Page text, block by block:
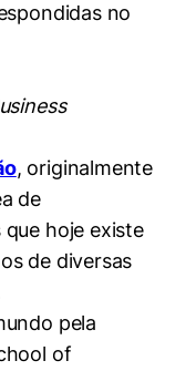
no
, originalmente
de
hoje existe
de diversas
pela
of